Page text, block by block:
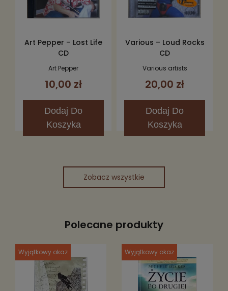
Art Pepper – Lost Life
CD
Art Pepper
10,00 zł
Dodaj Do
Koszyka
Various – Loud Rocks
CD
Various artists
20,00 zł
Dodaj Do
Koszyka
Zobacz wszystkie
Polecane produkty
Wyjątkowy okaz Wyjątkowy okaz